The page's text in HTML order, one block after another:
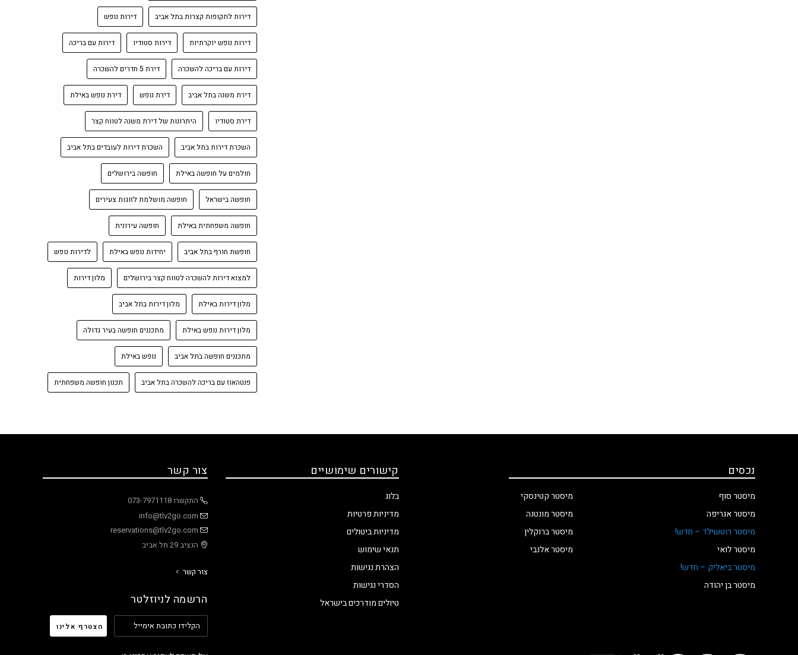
דירות לתקופות קצרות בתל אביב דירות נופש
דירות נופש יוקרתיות דירות סטודיו דירות עם בריכה
דירות עם בריכה להשכרה דירת 5 חדרים להשכרה
דירת משנה בתל אביב דירת נופש דירת נופש באילת
דירת סטודיו היתרונות של דירת משנה לטווח קצר
השכרת דירות בתל אביב השכרת דירות לעובדים בתל אביב
חולמים על חופשה באילת חופשה בירושלים
חופשה בישראל חופשה מושלמת לזוגות צעירים
חופשה משפחתית באילת חופשה עירונית
חופשת חורף בתל אביב יחידות נופש באילת לדירות נופש
למצוא דירות להשכרה לטווח קצר בירושלים מלון דירות
מלון דירות באילת מלון דירות בתל אביב
מלון דירות נופש באילת מתכננים חופשה בעיר גדולה
מתכננים חופשה בתל אביב נופש באילת
פנטהאוז עם בריכה להשכרה בתל אביב תכנון חופשה משפחתית
נכסים
מיסטר סוף
מיסטר אגריפה
מיסטר רוטשילד – חדש!
מיסטר לואי
מיסטר ביאליק – חדש!
מיסטר בן יהודה
מיסטר קטינסקי
מיסטר מונטנה
מיסטר ברוקלין
מיסטר אלנבי
קישורים שימושיים
בלוג
מדיניות פרטיות
מדיניות ביטולים
תנאי שימוש
הצהרת נגישות
הסדרי נגישות
טיולים מודרכים בישראל
צור קשר
התקשרו 073-7971118
info@tlv2go.com
reservations@tlv2go.com
הנציב 29 תל אביב
צור קשר
הרשמה לניוזלטר